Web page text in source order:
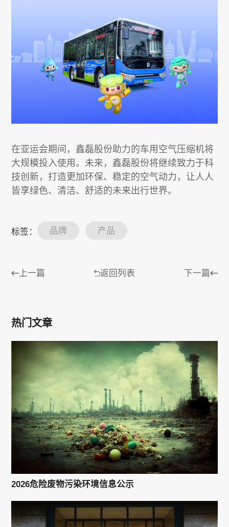
在亚运会期间，鑫磊股份助力的车用空气压缩机将
大规模投入使用。未来，鑫磊股份将继续致力于科
技创新，打造更加环保、稳定的空气动力，让人人
皆享绿色、清洁、舒适的未来出行世界。
标签： 品牌 产品
上一篇 返回列表 下一篇
热门文章
2026危险废物污染环境信息公示